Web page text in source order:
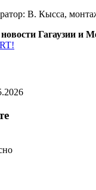
В. Кысса,
Гагаузии и